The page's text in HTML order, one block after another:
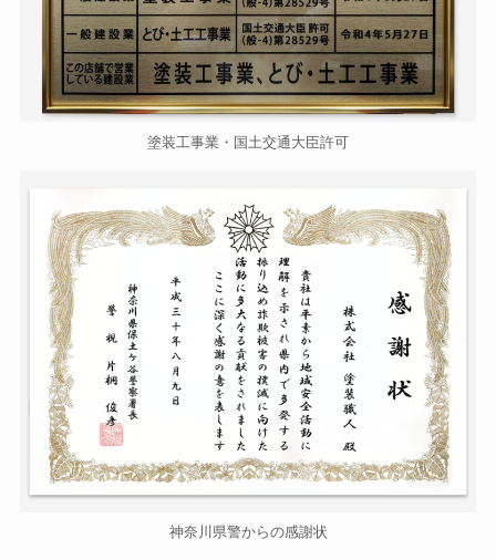
塗装工事業・国土交通大臣許可
神奈川県警からの感謝状